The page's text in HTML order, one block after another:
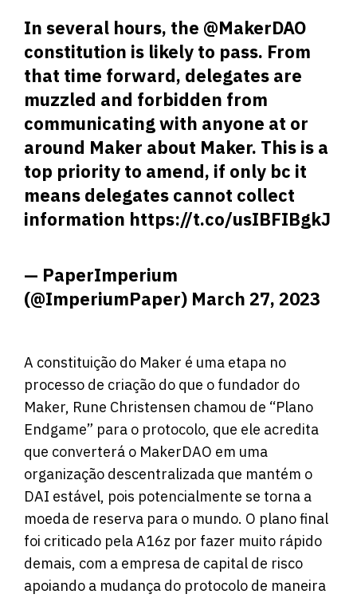
In several hours, the @MakerDAO
constitution is likely to pass. From
that time forward, delegates are
muzzled and forbidden from
communicating with anyone at or
around Maker about Maker. This is a
top priority to amend, if only bc it
means delegates cannot collect
information https://t.co/usIBFIBgkJ
— PaperImperium
(@ImperiumPaper) March 27, 2023
A constituição do Maker é uma etapa no
processo de criação do que o fundador do
Maker, Rune Christensen chamou de “Plano
Endgame” para o protocolo, que ele acredita
que converterá o MakerDAO em uma
organização descentralizada que mantém o
DAI estável, pois potencialmente se torna a
moeda de reserva para o mundo. O plano final
foi criticado pela A16z por fazer muito rápido
demais, com a empresa de capital de risco
apoiando a mudança do protocolo de maneira